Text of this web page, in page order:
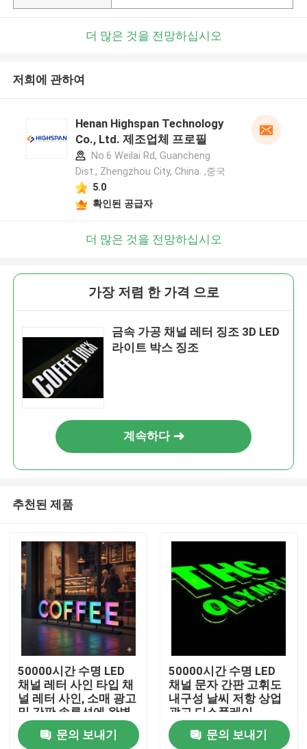
더 많은 것을 전망하십시오
저희에 관하여
Henan Highspan Technology
Co., Ltd. 제조업체 프로필
No.6 Weilai Rd, Guancheng
Dist., Zhengzhou City, China. ,중국
5.0
확인된 공급자
더 많은 것을 전망하십시오
가장 저렴 한 가격 으로
금속 가공 채널 레터 징조 3D LED
라이트 박스 징조
계속하다
추천된 제품
50000시간 수명 LED
채널 레터 사인 타입 채
널 레터 사인, 소매 광고
및 간판 솔루션에 완벽
함
문의 보내기
50000시간 수명 LED
채널 문자 간판 고휘도
내구성 날씨 저항 상업
광고 디스플레이
문의 보내기